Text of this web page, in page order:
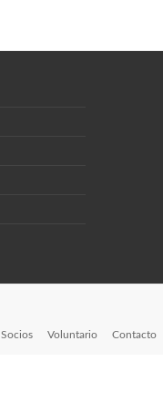
Socios Voluntario Contacto